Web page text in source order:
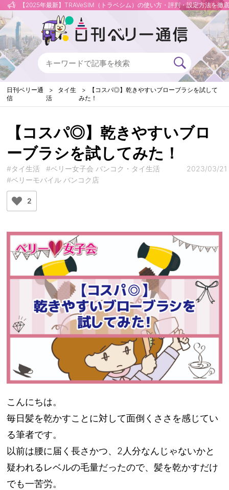
【2025年最新】TRAVeSIM（トラベシム）の使い方・評判・設定方法を徹
日刊ベリー通
信
タイ生
活
【コスパ◎】乾きやすいブローブラシを試して
みた！
【コスパ◎】乾きやすいブロ
ーブラシを試してみた！
#タイ生活
#ベリー女子会 バンコク・タイ生活
#ベリーモバイル バンコク店
2023/03/21
2
こんにちは。
毎日髪を乾かすことに対して面倒くささを感じてい
る筆者です。
以前は腰に届く長さかつ、2人分なんじゃないかと
疑われるレベルの毛量だったので、髪を乾かすだけ
でも一苦労。